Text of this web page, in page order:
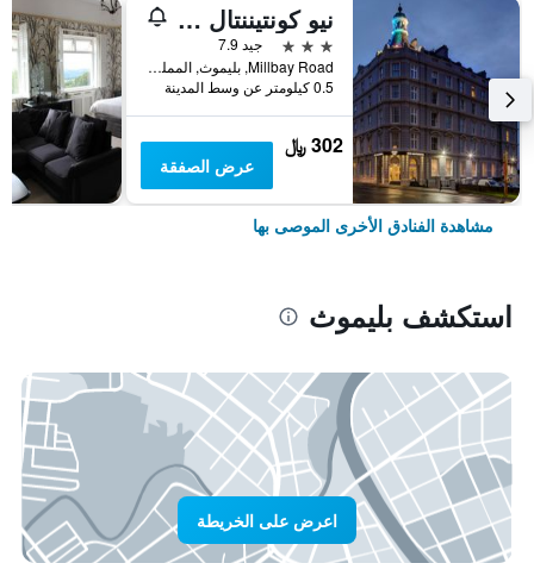
نيو كونتيننتال هوتل، شور هوتل كوليكشن باي بيست ويسترن
3 نجوم
جيد 7.9
Millbay Road, بليموث, المملكة المتحدة
0.5 كيلومتر عن وسط المدينة
302 ﷼
عرض الصفقة
مشاهدة الفنادق الأخرى الموصى بها
استكشف بليموث
اعرض على الخريطة